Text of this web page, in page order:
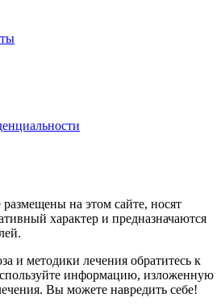
на этом сайте, носят
характер и предназначаются
и методики лечения обратитесь к
информацию, изложенную
Вы можете навредить себе!